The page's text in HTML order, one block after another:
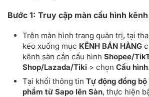
Bước 1: Truy cập màn cấu hình
Trên màn hình trang quản trị, tại
kéo xuống mục KÊNH BÁN HÀNG
kênh sàn cần cấu hình Shopee/
Shop/Lazada/Tiki > chọn Cấu hình.
Tại khối thông tin Tự động đồng
phẩm từ Sapo lên Sàn, thực hiện